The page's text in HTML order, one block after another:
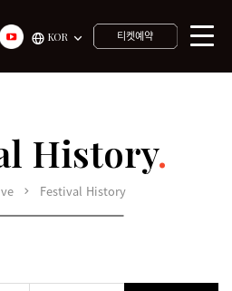
KOR 티켓예약
History.
Festival History